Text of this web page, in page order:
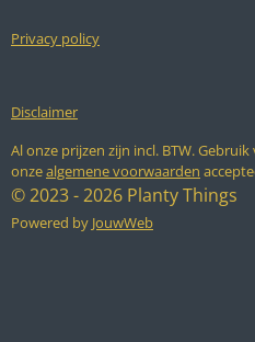
Privacy policy
Disclaimer
Al onze prijzen zijn incl. BTW.
onzealgemene voorwaarden
© 2023 - 2026 Planty Things
Powered by JouwWeb